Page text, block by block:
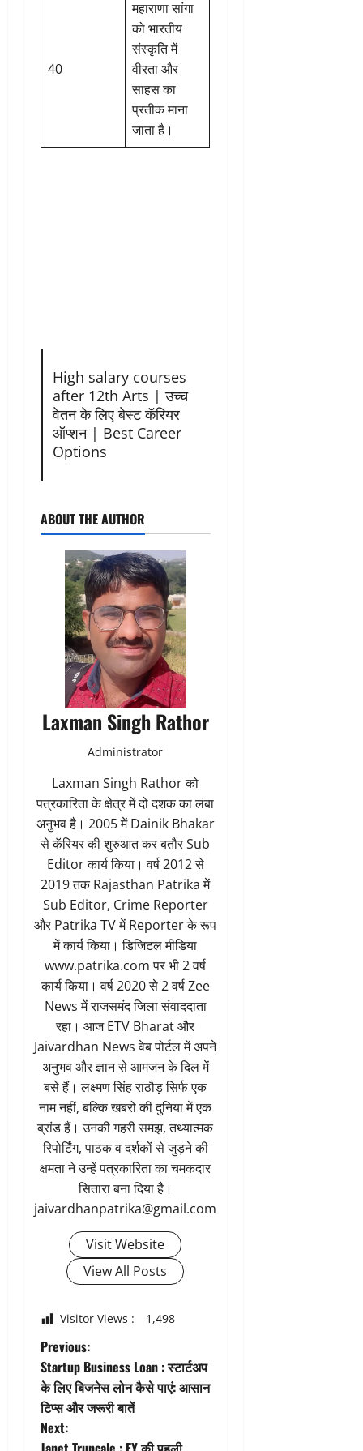
40
महाराणा सांगा
को भारतीय
संस्कृति में
वीरता और
साहस का
प्रतीक माना
जाता है।
High salary courses
after 12th Arts | उच्च
वेतन के लिए बेस्ट कॅरियर
ऑप्शन | Best Career
Options
ABOUT THE AUTHOR
Laxman Singh Rathor
Administrator
Laxman Singh Rathor को
पत्रकारिता के क्षेत्र में दो दशक का लंबा
अनुभव है। 2005 में Dainik Bhakar
से कॅरियर की शुरुआत कर बतौर Sub
Editor कार्य किया। वर्ष 2012 से
2019 तक Rajasthan Patrika में
Sub Editor, Crime Reporter
और Patrika TV में Reporter के रूप
में कार्य किया। डिजिटल मीडिया
www.patrika.com पर भी 2 वर्ष
कार्य किया। वर्ष 2020 से 2 वर्ष Zee
News में राजसमंद जिला संवाददाता
रहा। आज ETV Bharat और
Jaivardhan News वेब पोर्टल में अपने
अनुभव और ज्ञान से आमजन के दिल में
बसे हैं। लक्ष्मण सिंह राठौड़ सिर्फ एक
नाम नहीं, बल्कि खबरों की दुनिया में एक
ब्रांड हैं। उनकी गहरी समझ, तथ्यात्मक
रिपोर्टिंग, पाठक व दर्शकों से जुड़ने की
क्षमता ने उन्हें पत्रकारिता का चमकदार
सितारा बना दिया है।
jaivardhanpatrika@gmail.com
Visit Website
View All Posts
Visitor Views : 1,498
P
o
s
Previous:
Startup Business Loan : स्टार्टअप
के लिए बिजनेस लोन कैसे पाएं: आसान
टिप्स और जरूरी बातें
Next: